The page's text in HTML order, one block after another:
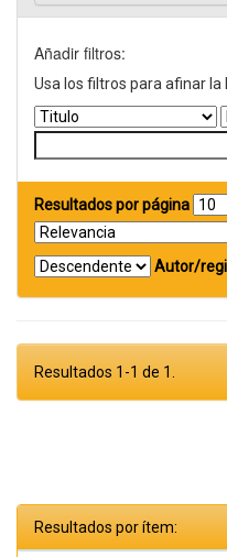
Añadir filtros:
Usa los filtros para afinar la
Resultados por página
Autor/
Resultados 1-1 de 1.
Resultados por ítem: